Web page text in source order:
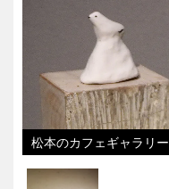
松本のカフェギャラリ